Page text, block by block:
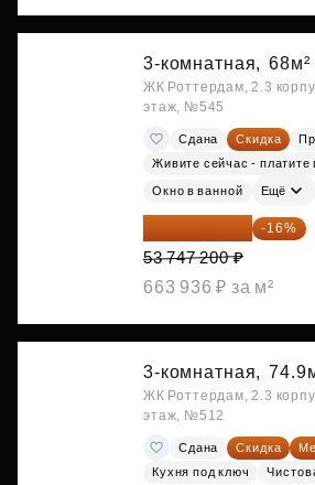
3-комнатная, 68м²
ЖК Роттердам, 2.3
этаж, №545
Сдана Скидка
Живите сейчас - платите
Окно в ванной Ещё
45 147 648 ₽ -16%
53 747 200 ₽
663 936 ₽ за м²
3-комнатная,
ЖК Роттердам, 2.3
этаж, №512
Сдана Скидка
Кухня под ключ